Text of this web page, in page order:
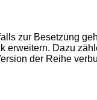
zur Besetzung
Dazu
der Reihe
2